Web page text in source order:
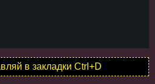
в закладки Ctrl+D